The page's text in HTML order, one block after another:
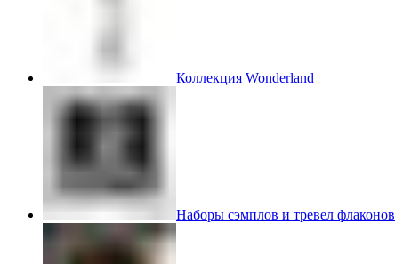
Коллекция Wonderland
Наборы сэмплов и тревел флаконов